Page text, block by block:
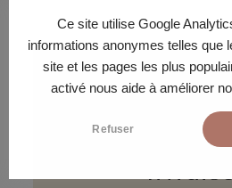
Ce site utilise Google
informations anonymes telles que
site et les pages les plus
activé nous aide à améliorer
Refuser